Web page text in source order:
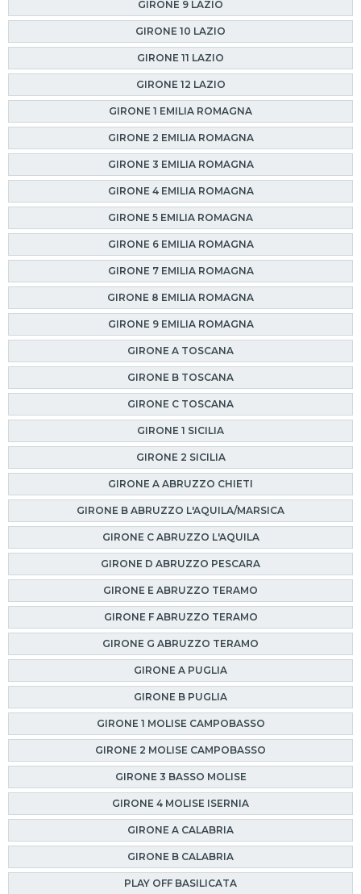
GIRONE 9 LAZIO
GIRONE 10 LAZIO
GIRONE 11 LAZIO
GIRONE 12 LAZIO
GIRONE 1 EMILIA ROMAGNA
GIRONE 2 EMILIA ROMAGNA
GIRONE 3 EMILIA ROMAGNA
GIRONE 4 EMILIA ROMAGNA
GIRONE 5 EMILIA ROMAGNA
GIRONE 6 EMILIA ROMAGNA
GIRONE 7 EMILIA ROMAGNA
GIRONE 8 EMILIA ROMAGNA
GIRONE 9 EMILIA ROMAGNA
GIRONE A TOSCANA
GIRONE B TOSCANA
GIRONE C TOSCANA
GIRONE 1 SICILIA
GIRONE 2 SICILIA
GIRONE A ABRUZZO CHIETI
GIRONE B ABRUZZO L'AQUILA/MARSICA
GIRONE C ABRUZZO L'AQUILA
GIRONE D ABRUZZO PESCARA
GIRONE E ABRUZZO TERAMO
GIRONE F ABRUZZO TERAMO
GIRONE G ABRUZZO TERAMO
GIRONE A PUGLIA
GIRONE B PUGLIA
GIRONE 1 MOLISE CAMPOBASSO
GIRONE 2 MOLISE CAMPOBASSO
GIRONE 3 BASSO MOLISE
GIRONE 4 MOLISE ISERNIA
GIRONE A CALABRIA
GIRONE B CALABRIA
PLAY OFF BASILICATA